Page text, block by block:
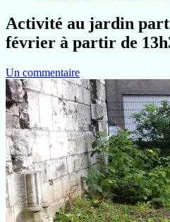
Activité au jardin
février à partir de
Un commentaire